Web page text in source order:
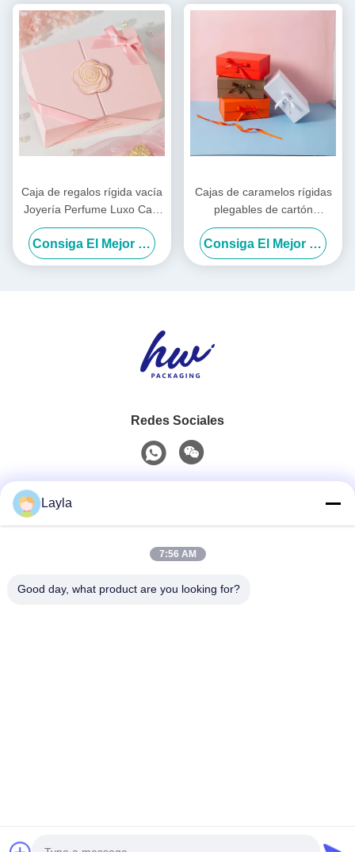
Caja de regalos rígida vacía
Joyería Perfume Luxo Caja
de regalos Logotipo
personalizado
Consiga El Mejor Precio
Cajas de caramelos rígidas
plegables de cartón
corrugado para ropa, caja
de regalo para vacaciones
Consiga El Mejor Precio
Redes Sociales
0086-18688885859
2025-2026 Guangdong Huawei Printing and Packaging Co., Ltd. .
Layla
7:56 AM
Good day, what product are you looking for?